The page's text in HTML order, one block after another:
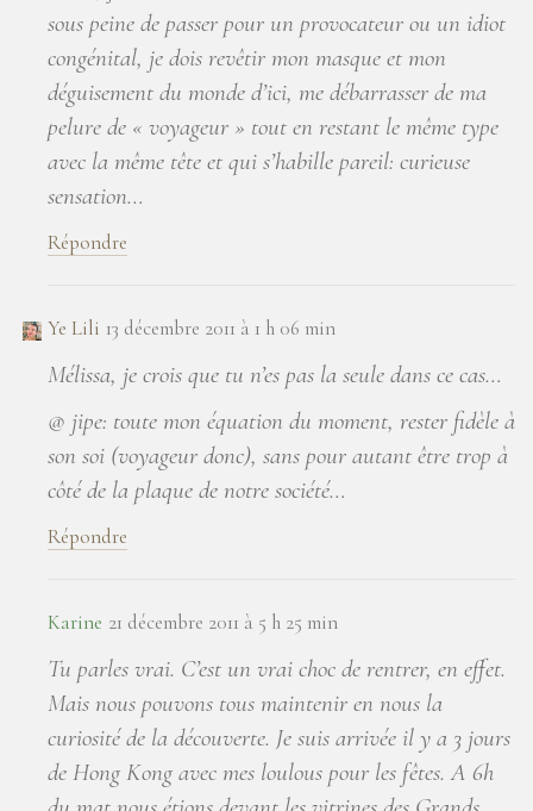
sous peine de passer pour un provocateur ou un idiot
congénital, je dois revêtir mon masque et mon
déguisement du monde d’ici, me débarrasser de ma
pelure de « voyageur » tout en restant le même type
avec la même tête et qui s’habille pareil: curieuse
sensation…
Répondre
Ye Lili 13 décembre 2011 à 1 h 06 min
Mélissa, je crois que tu n’es pas la seule dans ce cas…
@ jipe: toute mon équation du moment, rester fidèle à
son soi (voyageur donc), sans pour autant être trop à
côté de la plaque de notre société…
Répondre
Karine 21 décembre 2011 à 5 h 25 min
Tu parles vrai. C’est un vrai choc de rentrer, en effet.
Mais nous pouvons tous maintenir en nous la
curiosité de la découverte. Je suis arrivée il y a 3 jours
de Hong Kong avec mes loulous pour les fêtes. A 6h